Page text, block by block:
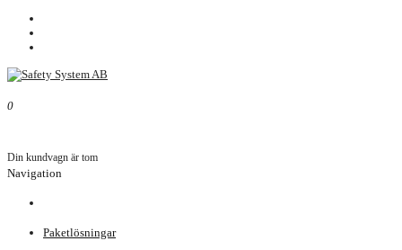
0
Din kundvagn är tom
Navigation
Paketlösningar